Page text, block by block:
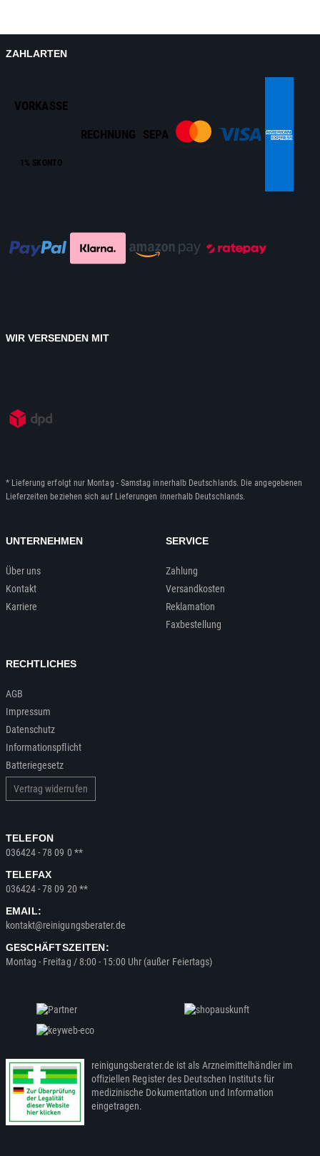
ZAHLARTEN
VORKASSE
1% SKONTO
RECHNUNG SEPA
WIR VERSENDEN MIT
* Lieferung erfolgt nur Montag - Samstag innerhalb Deutschlands. Die angegebenen
Lieferzeiten beziehen sich auf Lieferungen innerhalb Deutschlands.
UNTERNEHMEN
Über uns
Kontakt
Karriere
SERVICE
Zahlung
Versandkosten
Reklamation
Faxbestellung
RECHTLICHES
AGB
Impressum
Datenschutz
Informationspflicht
Batteriegesetz
Vertrag widerrufen
TELEFON
036424 - 78 09 0 **
TELEFAX
036424 - 78 09 20 **
EMAIL:
kontakt@reinigungsberater.de
GESCHÄFTSZEITEN:
Montag - Freitag / 8:00 - 15:00 Uhr (außer Feiertags)
reinigungsberater.de ist als Arzneimittelhändler im
offiziellen Register des Deutschen Instituts für
medizinische Dokumentation und Information
eingetragen.